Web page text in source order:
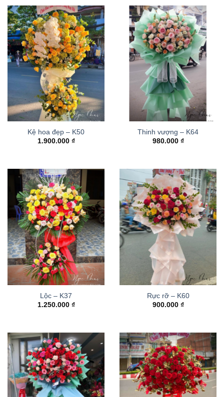
Kệ hoa đẹp – K50
1.900.000 ₫
Thinh vượng – K64
980.000 ₫
Lộc – K37
1.250.000 ₫
Rực rỡ – K60
900.000 ₫